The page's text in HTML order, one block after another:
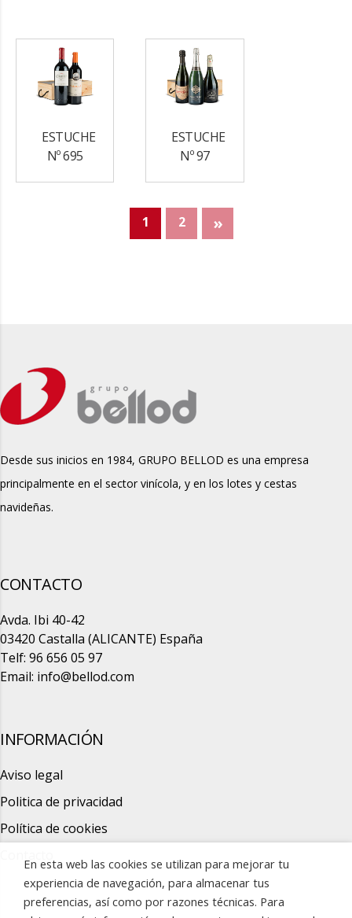
ESTUCHE
Nº 695
ESTUCHE
Nº 97
1 2 »
Desde sus inicios en 1984, GRUPO BELLOD es una empresa
principalmente en el sector vinícola, y en los lotes y cestas
navideñas.
CONTACTO
Avda. Ibi 40-42
03420 Castalla (ALICANTE) España
Telf: 96 656 05 97
Email: info@bellod.com
INFORMACIÓN
Aviso legal
Politica de privacidad
Política de cookies
En esta web las cookies se utilizan para mejorar tu
experiencia de navegación, para almacenar tus
preferencias, así como por razones técnicas. Para